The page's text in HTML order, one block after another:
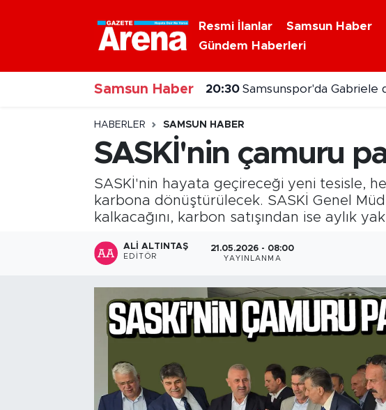
Resmi İlanlar Samsun Haber
Gündem Haberleri
Samsun Haber 20:30 Samsunspor'da Gabriele
HABERLER SAMSUN HABER
SASKİ'nin çamuru
SASKİ'nin hayata geçireceği yeni tesisle,
karbona dönüştürülecek. SASKİ Genel
kalkacağını, karbon satışından ise aylık
ALI ALTINTAŞ
EDITÖR
21.05.2026 - 08:00
YAYINLANMA
Nöbetçi Eczaneler
Hava Durumu
Samsun Namaz Vakitleri
Trafik Durumu
Süper Lig Puan Durumu ve Fikstür
Son Dakika Haberleri
Haber Arşivi